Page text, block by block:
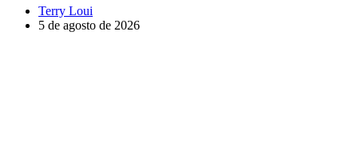
Terry Loui
5 de agosto de 2026